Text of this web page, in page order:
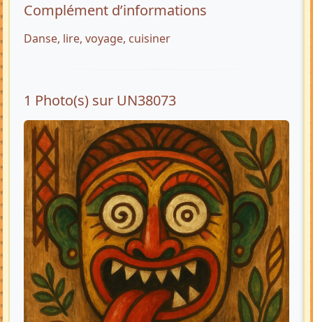
Complément d’informations
Danse, lire, voyage, cuisiner
1 Photo(s) sur UN38073